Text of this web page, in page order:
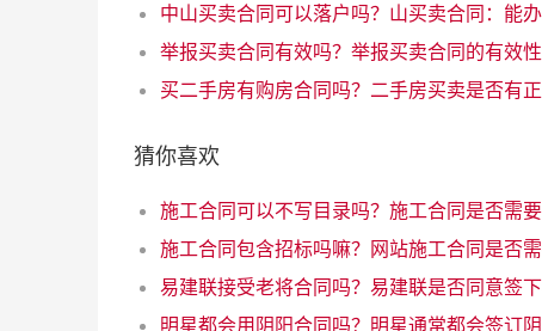
举报买卖合同有效吗？举报买卖合同的有效性
猜你喜欢